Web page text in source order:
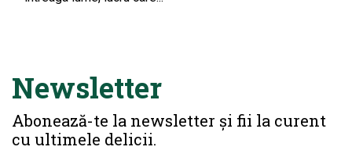
Newsletter
Abonează-te la newsletter și fii la curent
cu ultimele delicii.